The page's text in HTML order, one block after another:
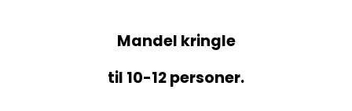
Mandel kringle
til 10-12 personer.